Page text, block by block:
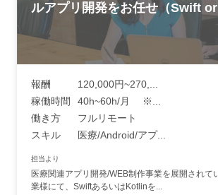
ルアプリ開発をお任せ（Swift
報酬
120,000円~270,...
稼働時間
40h~60h/月 ※...
働き方
フルリモート
スキル
医療/Android/アプ...
担当より
医療関連アプリ開発/WEB制作事業を展開されて
業様にて、SwiftあるいはKotlinを...